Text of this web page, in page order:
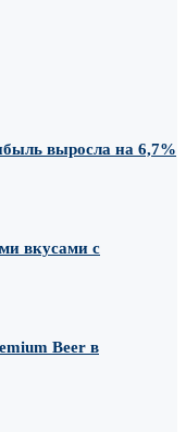
выросла на 6,7%
вкусами с
Beer в